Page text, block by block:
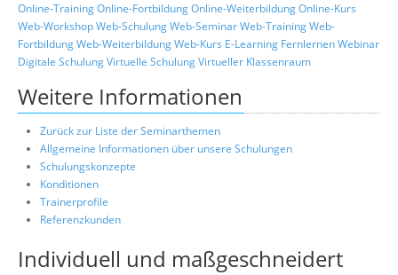
Online-TrainingOnline-FortbildungOnline-WeiterbildungOnline-Kurs
Web-WorkshopWeb-SchulungWeb-SeminarWeb-TrainingWeb-
FortbildungWeb-WeiterbildungWeb-Kurs E-Learning FernlernenWebinar
Digitale SchulungVirtuelle SchulungVirtueller Klassenraum
Weitere Informationen
Zurück zur Liste der Seminarthemen
Allgemeine Informationen über unsere Schulungen
Schulungskonzepte
Konditionen
Trainerprofile
Referenzkunden
Individuell und maßgeschneidert